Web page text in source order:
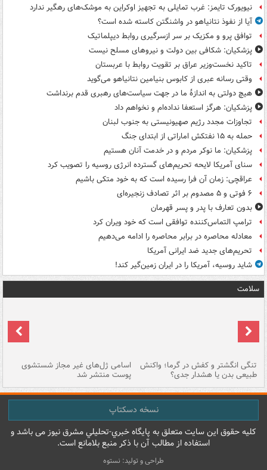
نیویورک تایمز: غرب تمایلی به تجهیز اوکراین به موشک‌های رهگیر ندارد
آیا از نفوذ نتانیاهو در واشنگتن کاسته شده است؟
توافق پرو و مکزیک بر سر ازسرگیری روابط دیپلماتیک
پزشکیان: شکافی بین دولت و نیروهای مسلح نیست
تاکید نخست‌وزیر عراق بر تقویت روابط با عربستان
وقتی رسانه عبری از کابوس بنیامین نتانیاهو می‌گوید
هیچ دولتی به اندازۀ ما در جهت سیاست‌های رهبری قدم برنداشت
پزشکیان: هرگز استعفا نداده‌ام و نخواهم داد
تجاوزات مجدد رژیم صهیونیستی به جنوب لبنان
حمله به ۱۵ نفتکش‌ اماراتی از ابتدای جنگ
پزشکیان: ما نوکر مردم و در خدمت آنان هستیم
سنای آمریکا لایحه تحریم‌های گسترده انرژی روسیه را تصویب کرد
عراقچی: زمان آن فرا رسیده است که به خود متکی باشیم
۶ فوتی و ۵ مصدوم بر اثر تصادف زنجیره‌ای
بدون تعارف با پدر و پسر قهرمان
ترامپ التماس‌کننده توافقی است که خود ویران کرد
معادله محاصره در برابر محاصره را ادامه می‌دهیم
تحریم‌های جدید ضد ایرانی آمریکا
شاید روسیه، آمریکا را در ایران زمین‌گیر کند!
سلامت
تنگی انگشتر و کفش در گرما؛ واکنش
طبیعی بدن یا هشدار جدی؟
اسامی ژل‌های غیر مجاز شستشوی
پوست منتشر شد
نسخه دسکتاپ
کليه حقوق اين سايت متعلق به پایگاه خبري-تحليلي مشرق نيوز می باشد و
استفاده از مطالب آن با ذکر منبع بلامانع است.
طراحی و تولید: نستوه